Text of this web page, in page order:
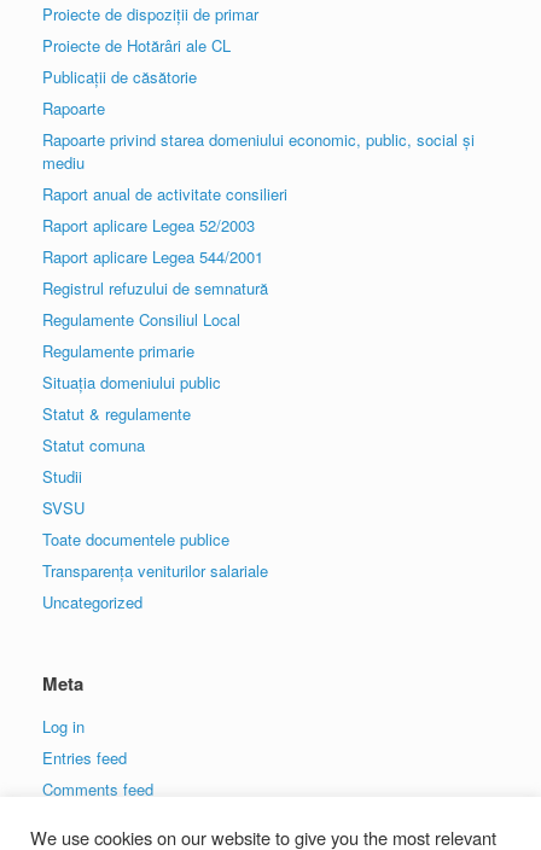
Proiecte de dispoziții de primar
Proiecte de Hotărâri ale CL
Publicații de căsătorie
Rapoarte
Rapoarte privind starea domeniului economic, public, social și
mediu
Raport anual de activitate consilieri
Raport aplicare Legea 52/2003
Raport aplicare Legea 544/2001
Registrul refuzului de semnatură
Regulamente Consiliul Local
Regulamente primarie
Situația domeniului public
Statut & regulamente
Statut comuna
Studii
SVSU
Toate documentele publice
Transparența veniturilor salariale
Uncategorized
Meta
Log in
Entries feed
Comments feed
We use cookies on our website to give you the most relevant